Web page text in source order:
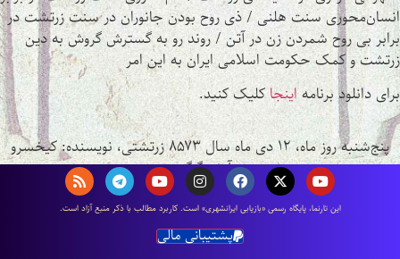
انسان‌محوری سنت هلنی / ذی روح بودن جانوران در سنت زرتشت در
برابر بی روح شمردن زن در آتن / روند رو به گسترش گروش به دین
زرتشت و کمک حکومت اسلامی ایران به این امر
برای دانلود برنامهاینجاکلیک کنید.
پنج‌شنبه روز ماه، ۱۲ دی ماه سال ۸۵۷۳ زرتشتی، نویسنده:
کیخسرو
آرش گرگین
اين تارنما، پایگاه رسمی «بازیابی ایرانشهری» است. كاربرد مطالب با ذكر منبع آزاد است.
پشتیبانی مالی